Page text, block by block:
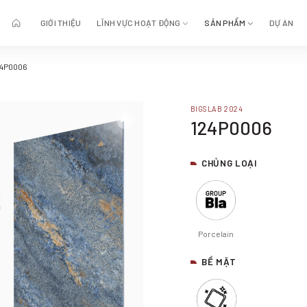
GIỚI THIỆU LĨNH VỰC HOẠT ĐỘNG SẢN PHẨM DỰ ÁN
BIGSLAB 2024
124P0006
CHỦNG LOẠI
Porcelain
BỀ MẶT